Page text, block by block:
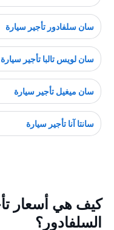
سان سلفادور تأجير سيارة
سان لويس تالبا تأجير سيارة
سان ميغيل تأجير سيارة
سانتا آنا تأجير سيارة
كيف هي أسعار
السلفادور؟